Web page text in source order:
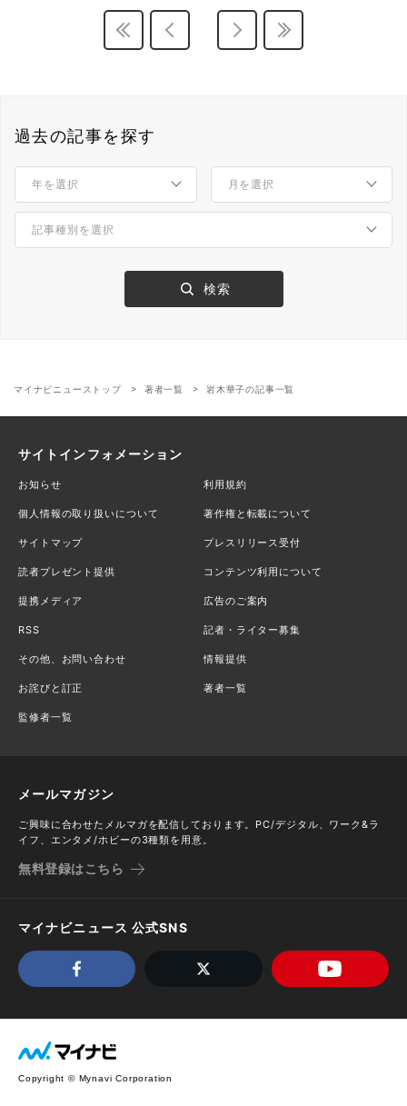
過去の記事を探す
マイナビニューストップ 著者一覧 岩木華子の記事一覧
サイトインフォメーション
お知らせ 利用規約
個人情報の取り扱いについて 著作権と転載について
サイトマップ プレスリリース受付
読者プレゼント提供 コンテンツ利用について
提携メディア 広告のご案内
RSS 記者・ライター募集
その他、お問い合わせ 情報提供
お詫びと訂正 著者一覧
監修者一覧
メールマガジン
ご興味に合わせたメルマガを配信しております。PC/デジタル、ワーク&ラ
イフ、エンタメ/ホビーの3種類を用意。
無料登録はこちら
マイナビニュース 公式SNS
Copyright © Mynavi Corporation